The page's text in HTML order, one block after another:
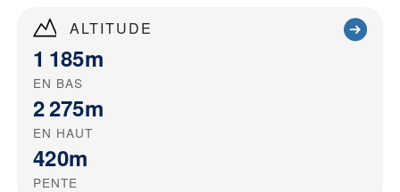
ALTITUDE
1 185m
EN BAS
2 275m
EN HAUT
420m
PENTE